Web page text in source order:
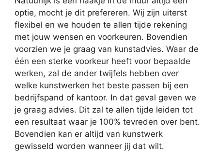
optie, mocht je dit prefereren. Wij zijn uiterst
flexibel en we houden te allen tijde rekening
met jouw wensen en voorkeuren. Bovendien
voorzien we je graag van kunstadvies. Waar de
één een sterke voorkeur heeft voor bepaalde
werken, zal de ander twijfels hebben over
welke kunstwerken het beste passen bij een
bedrijfspand of kantoor. In dat geval geven we
je graag advies. Dit zal te allen tijde leiden tot
een resultaat waar je 100% tevreden over bent.
Bovendien kan er altijd van kunstwerk
gewisseld worden wanneer jij dat wilt.